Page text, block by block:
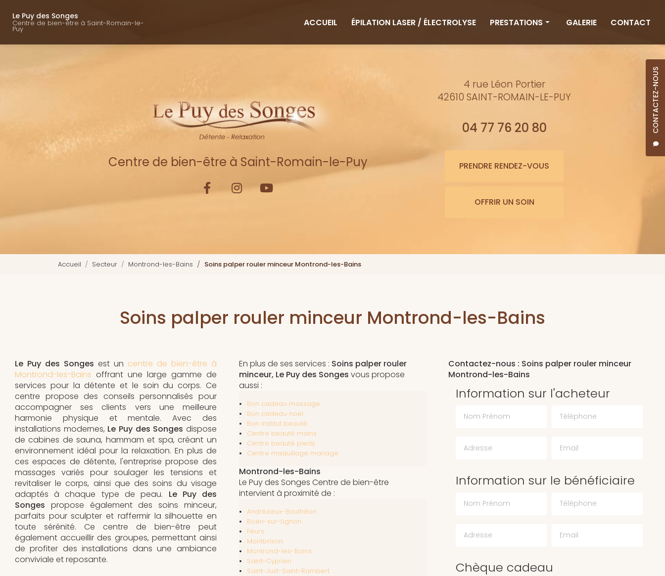
contenu
Le Puy des Songes
Centre de bien-être à Saint-Romain-le-
Puy
CONTACTEZ-NOUS
ACCUEIL
ÉPILATION LASER / ÉLECTROLYSE PRESTATIONS
Minceur
Bienfaits de l'eau
GALERIE CONTACT
Centre de bien-être à Saint-Romain-le-Puy
4 rue Léon Portier
42610 SAINT-ROMAIN-LE-PUY
04 77 76 20 80
PRENDRE RENDEZ-VOUS
OFFRIR UN SOIN
Accueil Secteur Montrond-les-Bains Soins palper rouler minceur Montrond-les-Bains
Soins palper rouler minceur Montrond-les-Bains
Le Puy des Songes est un centre de bien-être à
Montrond-les-Bains offrant une large gamme de
services pour la détente et le soin du corps. Ce
centre propose des conseils personnalisés pour
accompagner ses clients vers une meilleure
harmonie physique et mentale. Avec des
installations modernes, Le Puy des Songes dispose
de cabines de sauna, hammam et spa, créant un
environnement idéal pour la relaxation. En plus de
ces espaces de détente, l'entreprise propose des
massages variés pour soulager les tensions et
revitaliser le corps, ainsi que des soins du visage
adaptés à chaque type de peau. Le Puy des
Songes propose également des soins minceur,
parfaits pour sculpter et raffermir la silhouette en
toute sérénité. Ce centre de bien-être peut
également accueillir des groupes, permettant ainsi
de profiter des installations dans une ambiance
conviviale et reposante.
En plus de ses services : Soins palper rouler
minceur, Le Puy des Songes vous propose
aussi :
Bon cadeau massage
Bon cadeau noël
Bon institut beauté
Centre beauté mains
Centre beauté pieds
Centre maquillage mariage
Montrond-les-Bains
Le Puy des Songes Centre de bien-être
intervient à proximité de :
Andrézieux-Bouthéon
Boën-sur-Lignon
Feurs
Montbrison
Montrond-les-Bains
Saint-Cyprien
Saint-Just-Saint-Rambert
Contactez-nous : Soins palper rouler minceur
Montrond-les-Bains
Information sur l'acheteur
Information sur le bénéficiaire
Chèque cadeau